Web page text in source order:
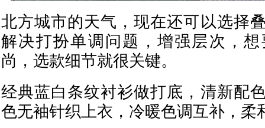
北方城市的天气，现在还可以选择
解决打扮单调问题，增强层次，
尚，选款细节就很关键。
经典蓝白条纹衬衫做打底，清新配
色无袖针织上衣，冷暖色调互补，柔